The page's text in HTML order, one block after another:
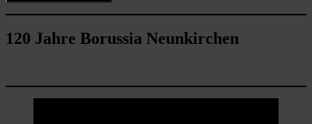
120 Jahre Borussia Neunkirchen